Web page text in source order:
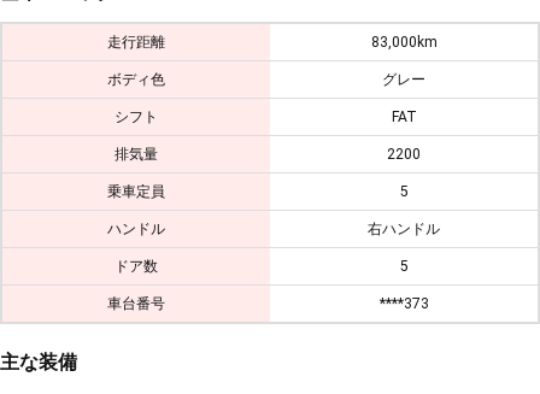
走行距離 83,000km
ボディ色 グレー
シフト FAT
排気量 2200
乗車定員 5
ハンドル 右ハンドル
ドア数 5
車台番号 ****373
主な装備